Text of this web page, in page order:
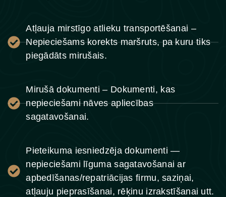
Atļauja mirstīgo atlieku transportēšanai –
Nepieciešams korekts maršruts, pa kuru tiks
piegādāts mirušais.
Mirušā dokumenti – Dokumenti, kas
nepieciešami nāves apliecības
sagatavošanai.
Pieteikuma iesniedzēja dokumenti —
nepieciešami līguma sagatavošanai ar
apbedīšanas/repatriācijas firmu, saziņai,
atļauju pieprasīšanai, rēķinu izrakstīšanai utt.